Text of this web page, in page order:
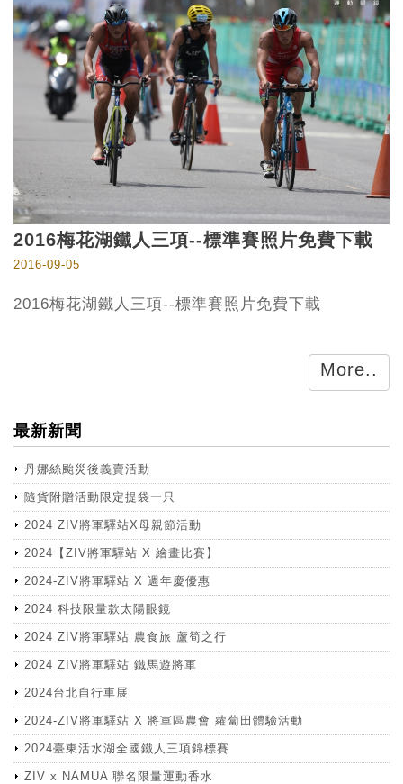
2016梅花湖鐵人三項--標準賽照片免費下載
2016-09-05
2016梅花湖鐵人三項--標準賽照片免費下載
More..
最新新聞
丹娜絲颱災後義賣活動
隨貨附贈活動限定提袋一只
2024 ZIV將軍驛站X母親節活動
2024【ZIV將軍驛站 X 繪畫比賽】
2024-ZIV將軍驛站 X 週年慶優惠
2024 科技限量款太陽眼鏡
2024 ZIV將軍驛站 農食旅 蘆筍之行
2024 ZIV將軍驛站 鐵馬遊將軍
2024台北自行車展
2024-ZIV將軍驛站 X 將軍區農會 蘿蔔田體驗活動
2024臺東活水湖全國鐵人三項錦標賽
ZIV x NAMUA 聯名限量運動香水